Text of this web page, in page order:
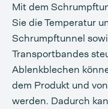
Mit dem
Sie die Temperatur
Schrumpftunnel
Transportbandes
Ablenkblechen
dem Produkt und
werden. Dadurch